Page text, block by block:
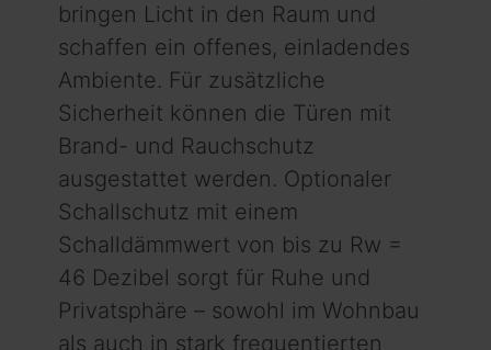
bringen Licht in den Raum und
schaffen ein offenes, einladendes
Ambiente. Für zusätzliche
Sicherheit können die Türen mit
Brand- und Rauchschutz
ausgestattet werden. Optionaler
Schallschutz mit einem
Schalldämmwert von bis zu Rw =
46 Dezibel sorgt für Ruhe und
Privatsphäre – sowohl im Wohnbau
als auch in stark frequentierten